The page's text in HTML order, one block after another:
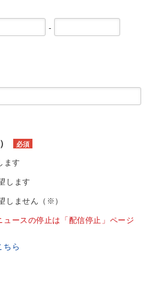
-
必須
ます
します
しません（※）
ュースの停止は「配信停止」ページ
ちら